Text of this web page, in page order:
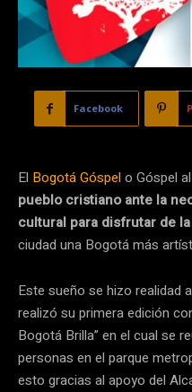
Facebook
El Bogotá Góspelo Góspel
pueblo cristiano ante la
cultural para disfrutar de
ciudad una Bogotá más
Este sueño se hizo realidad
realizó su primera edición
Bogotá Brilla” en el cual se
personas en el parque
esto gracias al apoyo del